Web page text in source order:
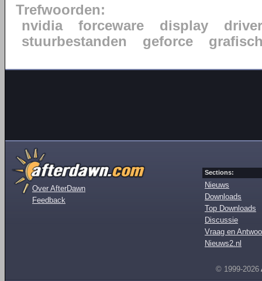
Trefwoorden:
nvidia
forceware display
driver
stuurbestanden
geforce
Over AfterDawn
Feedback
Sections:
Nieuws
Downloads
Top Downloads
Discussie
Vraag en
Nieuws2.nl
© 1999-2026